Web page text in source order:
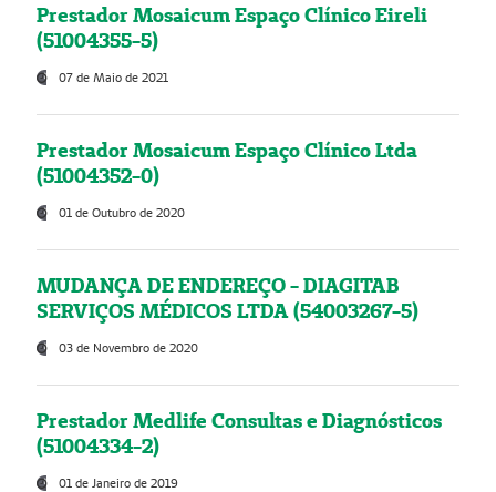
Prestador Mosaicum Espaço Clínico Eireli
(51004355-5)
07 de Maio de 2021
Prestador Mosaicum Espaço Clínico Ltda
(51004352-0)
01 de Outubro de 2020
MUDANÇA DE ENDEREÇO - DIAGITAB
SERVIÇOS MÉDICOS LTDA (54003267-5)
03 de Novembro de 2020
Prestador Medlife Consultas e Diagnósticos
(51004334-2)
01 de Janeiro de 2019